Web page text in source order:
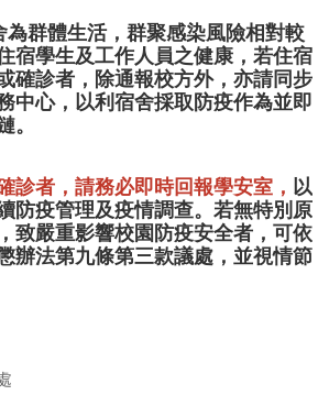
為群體生活，群聚感染風險相對較
宿學生及工作人員之健康，若住宿
確診者，除通報校方外，亦請同步
中心，以利宿舍採取防疫作為並即
。
診者，請務必即時回報學安室， 以
防疫管理及疫情調查。若無特別原
致嚴重影響校園防疫安全者，可依
辦法第九條第三款議處，並視情節